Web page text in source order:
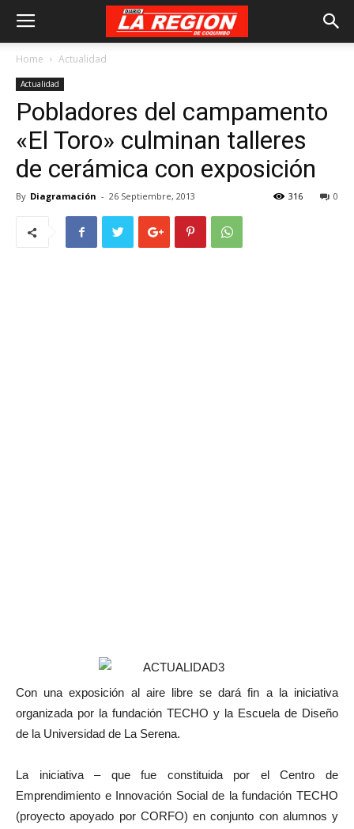
Home Actualidad
Actualidad
Pobladores del campamento
«El Toro» culminan talleres
de cerámica con exposición
By Diagramación - 26 Septiembre, 2013 0
316
Con una exposición al aire libre se dará fin a la iniciativa
organizada por la fundación TECHO y la Escuela de Diseño
de la Universidad de La Serena.
La iniciativa – que fue constituida por el Centro de
Emprendimiento e Innovación Social de la fundación TECHO
(proyecto apoyado por CORFO) en conjunto con alumnos y